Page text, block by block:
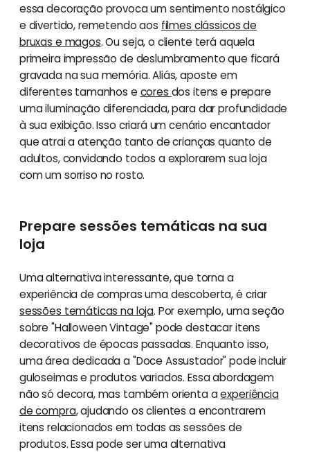
essa decoração provoca um sentimento nostálgico
e divertido, remetendo aos filmes clássicos de
bruxas e magos. Ou seja, o cliente terá aquela
primeira impressão de deslumbramento que ficará
gravada na sua memória. Aliás, aposte em
diferentes tamanhos e cores dos itens e prepare
uma iluminação diferenciada, para dar profundidade
à sua exibição. Isso criará um cenário encantador
que atrai a atenção tanto de crianças quanto de
adultos, convidando todos a explorarem sua loja
com um sorriso no rosto.
Prepare sessões temáticas na sua
loja
Uma alternativa interessante, que torna a
experiência de compras uma descoberta, é criar
sessões temáticas na loja. Por exemplo, uma seção
sobre "Halloween Vintage" pode destacar itens
decorativos de épocas passadas. Enquanto isso,
uma área dedicada a "Doce Assustador" pode incluir
guloseimas e produtos variados. Essa abordagem
não só decora, mas também orienta aexperiência
de compra, ajudando os clientes a encontrarem
itens relacionados em todas as sessões de
produtos. Essa pode ser uma alternativa